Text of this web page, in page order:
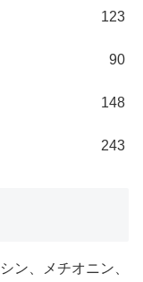
123
90
148
243
ン、メチオニン、